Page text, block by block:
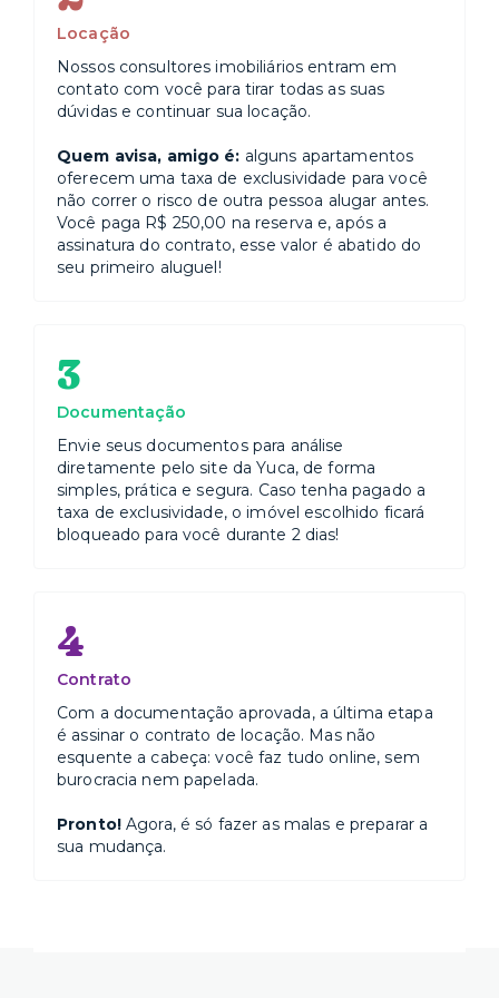
Locação
Nossos consultores imobiliários entram em
contato com você para tirar todas as suas
dúvidas e continuar sua locação.
Quem avisa, amigo é: alguns apartamentos
oferecem uma taxa de exclusividade para você
não correr o risco de outra pessoa alugar antes.
Você paga R$ 250,00 na reserva e, após a
assinatura do contrato, esse valor é abatido do
seu primeiro aluguel!
3
Documentação
Envie seus documentos para análise
diretamente pelo site da Yuca, de forma
simples, prática e segura. Caso tenha pagado a
taxa de exclusividade, o imóvel escolhido ficará
bloqueado para você durante 2 dias!
4
Contrato
Com a documentação aprovada, a última etapa
é assinar o contrato de locação. Mas não
esquente a cabeça: você faz tudo online, sem
burocracia nem papelada.
Pronto!Agora, é só fazer as malas e preparar a
sua mudança.